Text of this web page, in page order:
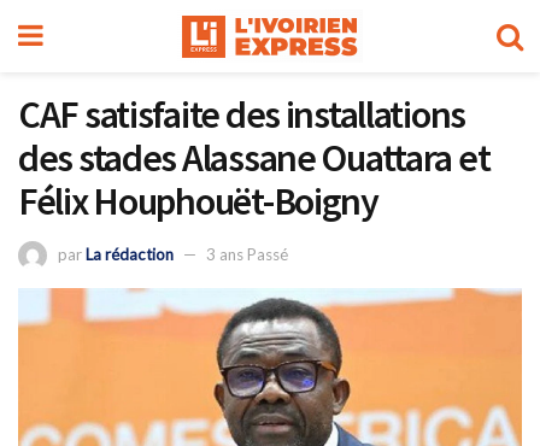
CAF satisfaite des installations
des stades Alassane Ouattara et
Félix Houphouët-Boigny
parLa rédaction 3 ans Passé